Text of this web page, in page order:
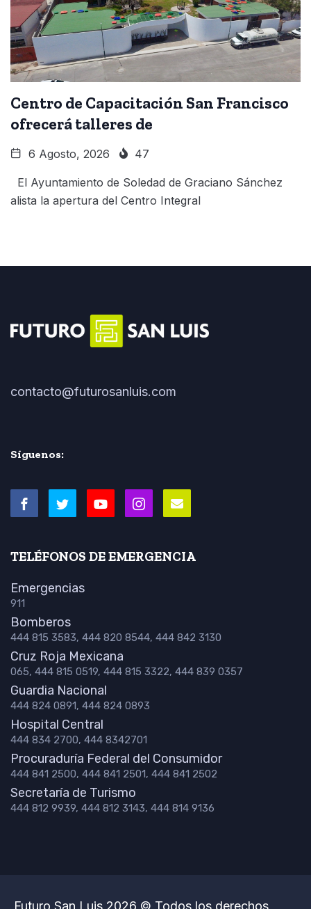
Centro de Capacitación San Francisco
ofrecerá talleres de
6 Agosto, 2026 47
El Ayuntamiento de Soledad de Graciano Sánchez
alista la apertura del Centro Integral
contacto@futurosanluis.com
Síguenos:
TELÉFONOS DE EMERGENCIA
Emergencias
911
Bomberos
444 815 3583, 444 820 8544, 444 842 3130
Cruz Roja Mexicana
065, 444 815 0519, 444 815 3322, 444 839 0357
Guardia Nacional
444 824 0891, 444 824 0893
Hospital Central
444 834 2700, 444 8342701
Procuraduría Federal del Consumidor
444 841 2500, 444 841 2501, 444 841 2502
Secretaría de Turismo
444 812 9939, 444 812 3143, 444 814 9136
Futuro San Luis 2026 © Todos los derechos